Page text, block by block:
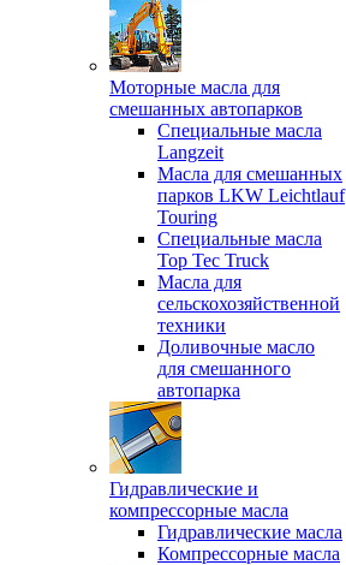
Моторные масла для
смешанных автопарков
Специальные масла
Langzeit
Масла для смешанных
парков LKW Leichtlauf
Touring
Специальные масла
Top Tec Truck
Масла для
сельскохозяйственной
техники
Доливочные масло
для смешанного
автопарка
Гидравлические и
компрессорные масла
Гидравлические масла
Компрессорные масла